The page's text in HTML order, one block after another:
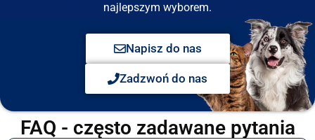
najlepszym wyborem.
Napisz do nas
Zadzwoń do nas
FAQ - często zadawane pytania